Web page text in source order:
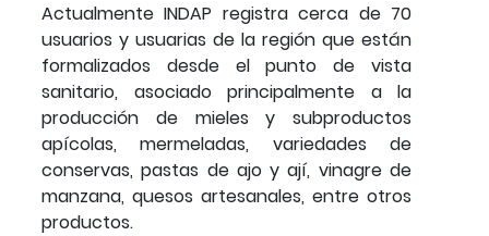
Actualmente INDAP registra cerca de 70
usuarios y usuarias de la región que están
formalizados desde el punto de vista
sanitario, asociado principalmente a la
producción de mieles y subproductos
apícolas, mermeladas, variedades de
conservas, pastas de ajo y ají, vinagre de
manzana, quesos artesanales, entre otros
productos.